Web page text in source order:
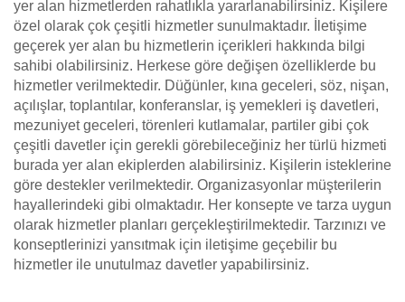
yer alan hizmetlerden rahatlıkla yararlanabilirsiniz. Kişilere
özel olarak çok çeşitli hizmetler sunulmaktadır. İletişime
geçerek yer alan bu hizmetlerin içerikleri hakkında bilgi
sahibi olabilirsiniz. Herkese göre değişen özelliklerde bu
hizmetler verilmektedir. Düğünler, kına geceleri, söz, nişan,
açılışlar, toplantılar, konferanslar, iş yemekleri iş davetleri,
mezuniyet geceleri, törenleri kutlamalar, partiler gibi çok
çeşitli davetler için gerekli görebileceğiniz her türlü hizmeti
burada yer alan ekiplerden alabilirsiniz. Kişilerin isteklerine
göre destekler verilmektedir. Organizasyonlar müşterilerin
hayallerindeki gibi olmaktadır. Her konsepte ve tarza uygun
olarak hizmetler planları gerçekleştirilmektedir. Tarzınızı ve
konseptlerinizi yansıtmak için iletişime geçebilir bu
hizmetler ile unutulmaz davetler yapabilirsiniz.